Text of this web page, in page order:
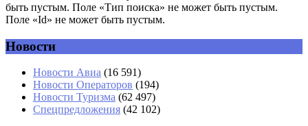
Имя *
Email*
быть пустым. Поле «Тип поиска» не может быть пустым.
Поле «Id» не может быть пустым.
Новости
Новости Авиа (16 591)
Новости Операторов (194)
Новости Туризма (62 497)
Спецпредложения (42 102)